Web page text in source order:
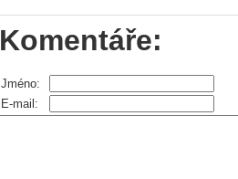
Komentáře:
Jméno:
E-mail: